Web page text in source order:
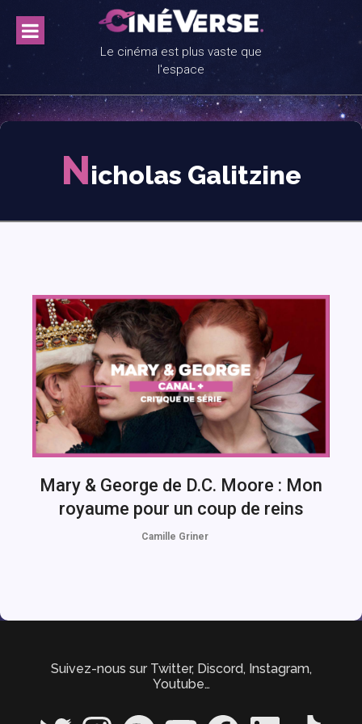
content
Le cinéma est plus vaste que
l'espace
Nicholas Galitzine
Mary & George de D.C. Moore : Mon
royaume pour un coup de reins
Camille Griner
Suivez-nous sur Twitter, Discord, Instagram,
Youtube…
Twitter InstagramSpotify YouTube FacebookLinkedIn TikTok